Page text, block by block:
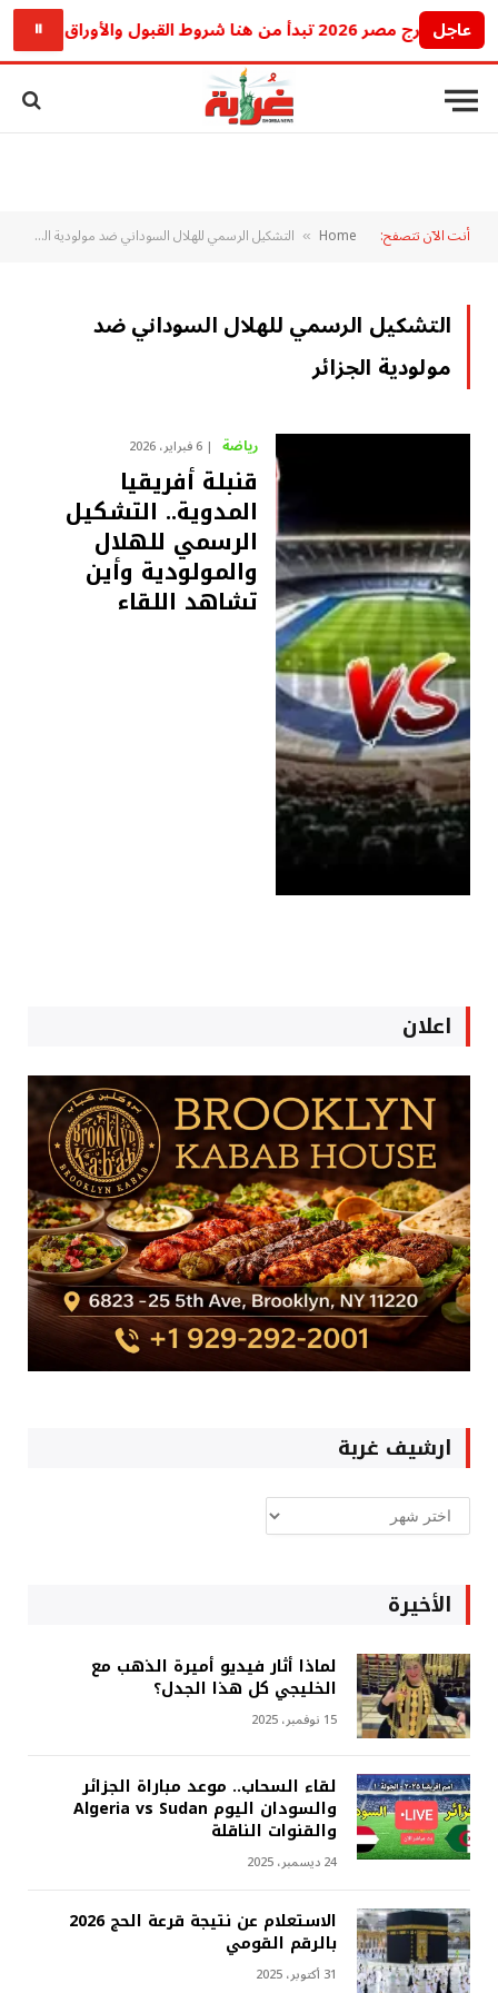
عاجل
مصر 2026 تبدأ من هنا شروط القبول والأوراق والمعادلة والتأشيرة ⏸
أنت الآن تتصفح: Home
» التشكيل الرسمي للهلال السوداني ضد مولودية الجزائر
التشكيل الرسمي للهلال السوداني ضد
مولودية الجزائر
رياضة 6 فبراير، 2026
قنبلة أفريقيا
المدوية.. التشكيل
الرسمي للهلال
والمولودية وأين
تشاهد اللقاء
اعلان
ارشيف غربة
ارشيف
غربة
الأخيرة
لماذا أثار فيديو أميرة الذهب مع
الخليجي كل هذا الجدل؟
15 نوفمبر، 2025
لقاء السحاب.. موعد مباراة الجزائر
والسودان اليوم Algeria vs Sudan
والقنوات الناقلة
24 ديسمبر، 2025
الاستعلام عن نتيجة قرعة الحج 2026
بالرقم القومي
31 أكتوبر، 2025